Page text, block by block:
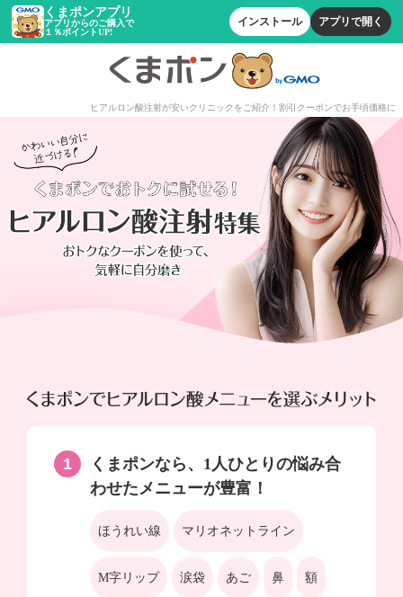
くまポンアプリ
アプリからのご購入で
１％ポイントUP!
インストール アプリで開く
ヒアルロン酸注射が安いクリニックをご紹介！割引クーポンでお手頃価格に
くまポンなら、1人ひとりの悩み合
わせたメニューが豊富！
ほうれい線 マリオネットライン
M字リップ 涙袋 あご 鼻 額